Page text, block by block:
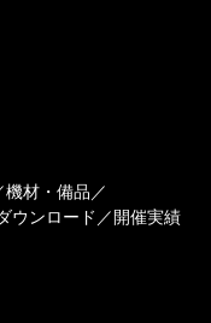
機材・備品
ウンロード 開催実績